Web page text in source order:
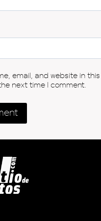
email, and website in this
next time I comment.